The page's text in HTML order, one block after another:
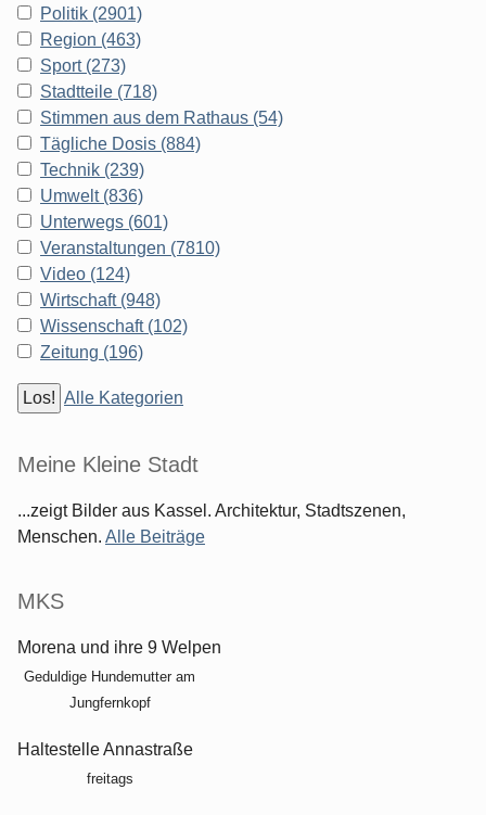
Politik (2901)
Region (463)
Sport (273)
Stadtteile (718)
Stimmen aus dem Rathaus (54)
Tägliche Dosis (884)
Technik (239)
Umwelt (836)
Unterwegs (601)
Veranstaltungen (7810)
Video (124)
Wirtschaft (948)
Wissenschaft (102)
Zeitung (196)
Alle Kategorien
Meine Kleine Stadt
...zeigt Bilder aus Kassel. Architektur, Stadtszenen,
Menschen. Alle Beiträge
MKS
Morena und ihre 9 Welpen
Geduldige Hundemutter am
Jungfernkopf
Haltestelle Annastraße
freitags